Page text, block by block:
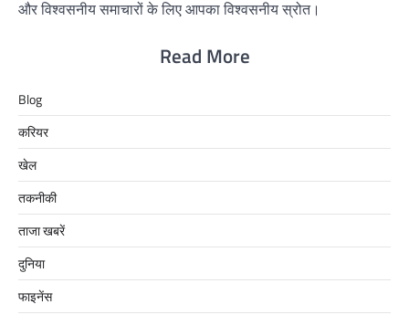
और विश्वसनीय समाचारों के लिए आपका विश्वसनीय स्रोत।
Read More
Blog
करियर
खेल
तकनीकी
ताजा खबरें
दुनिया
फाइनेंस